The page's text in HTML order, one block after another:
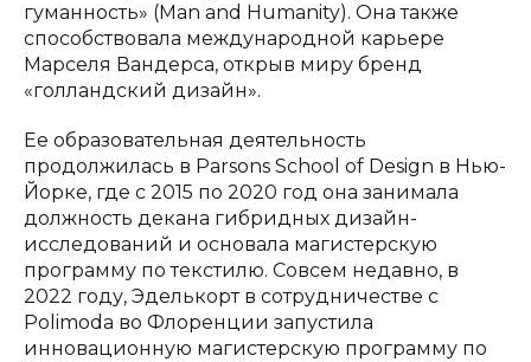
гуманность» (Man and Humanity). Она также
способствовала международной карьере
Марселя Вандерса, открыв миру бренд
«голландский дизайн».
Ее образовательная деятельность
продолжилась в Parsons School of Design в Нью-
Йорке, где с 2015 по 2020 год она занимала
должность декана гибридных дизайн-
исследований и основала магистерскую
программу по текстилю. Совсем недавно, в
2022 году, Эделькорт в сотрудничестве с
Polimoda во Флоренции запустила
инновационную магистерскую программу по